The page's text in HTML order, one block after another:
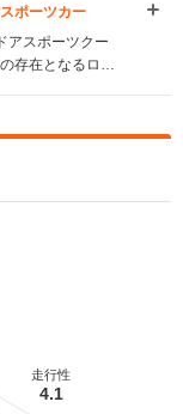
ポーツカー
アスポーツクー
存在となるロー
ンをフロントミ
した軽量化を行
な重量配分を実
ッシュボーンサ
ームなどを贅沢
縦性を手に入れ
走行性
4.1